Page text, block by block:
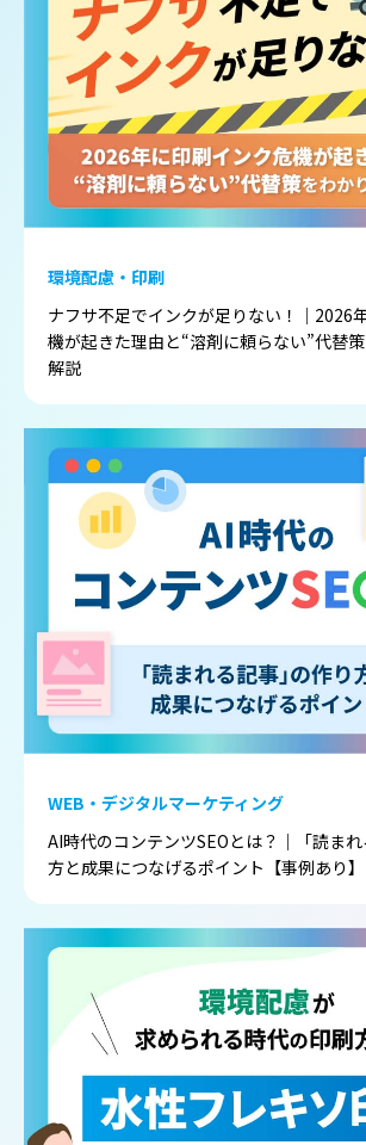
環境配慮・印刷
ナフサ不足でインクが足りない！｜2026
機が起きた理由と“溶剤に頼らない”代替
解説
WEB・デジタルマーケティング
AI時代のコンテンツSEOとは？｜「読ま
方と成果につなげるポイント【事例あり】